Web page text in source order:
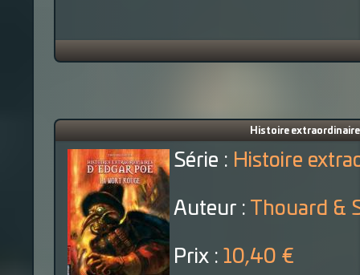
Histoire
Série : Histoire
Auteur : Thouard &
Prix : 10,40 €